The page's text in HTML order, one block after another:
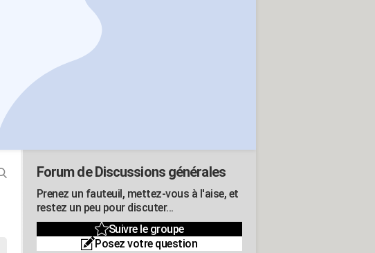
Forum de Discussions générales
Prenez un fauteuil, mettez-vous à l'aise, et
restez un peu pour discuter...
Suivre le groupe
Posez votre question